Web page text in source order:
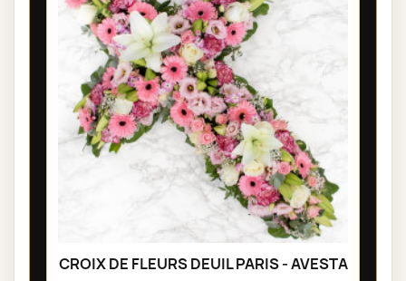
CROIX DE FLEURS DEUIL PARIS - AVESTA